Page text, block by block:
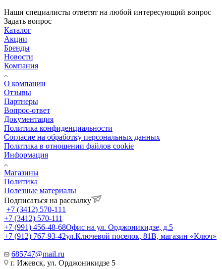
Наши специалисты ответят на любой интересующий вопрос
Задать вопрос
Каталог
Акции
Бренды
Новости
Компания
О компании
Отзывы
Партнеры
Вопрос-ответ
Документация
Политика конфиденциальности
Согласие на обработку персональных данных
Политика в отношении файлов cookie
Информация
Магазины
Политика
Полезные материалы
Подписаться на рассылку
+7 (3412) 570-111
+7 (3412) 570-111
+7 (991) 456-48-68Офис на ул. Орджоникидзе, д.5
+7 (912) 767-93-42ул.Ключевой поселок, 81В, магазин «Ключ»
685747@mail.ru
г. Ижевск, ул. Орджоникидзе 5